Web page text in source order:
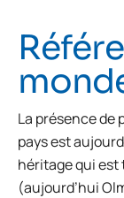
La présence de
pays est
héritage qui
(aujourd’hui